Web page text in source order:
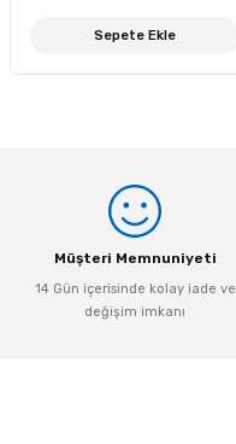
Sepete Ekle
Müşteri Memnuniyeti
14 Gün içerisinde kolay iade ve
değişim imkanı